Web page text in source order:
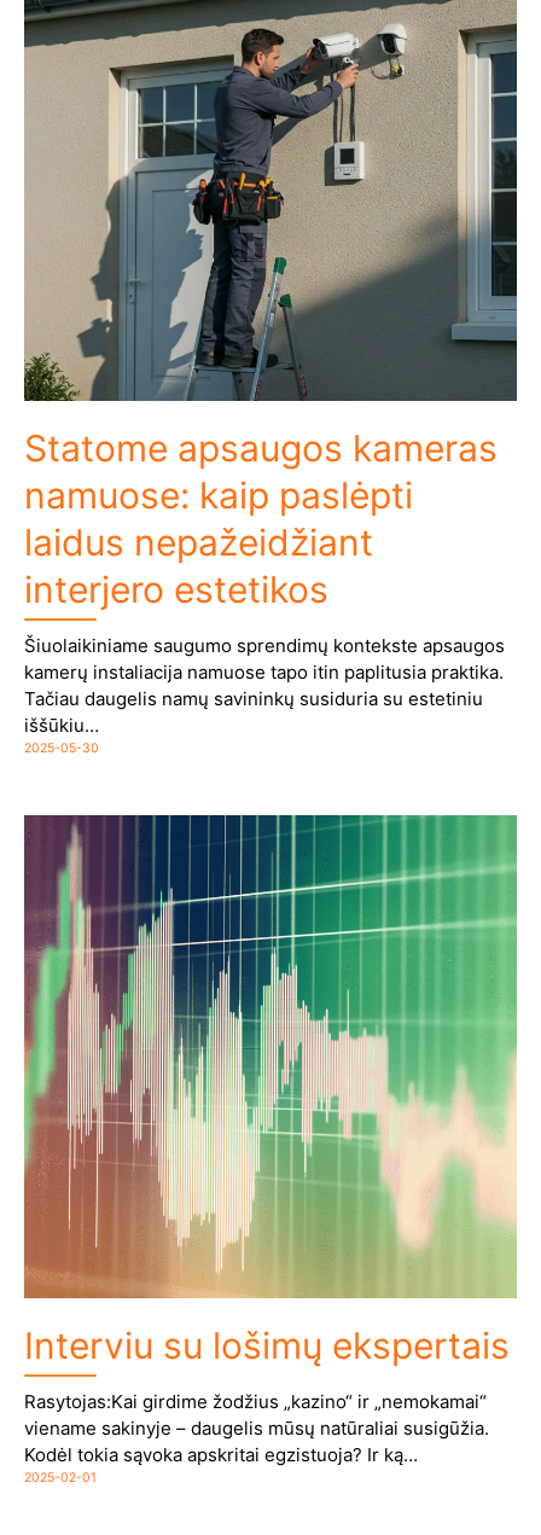
Statome apsaugos kameras
namuose: kaip paslėpti
laidus nepažeidžiant
interjero estetikos
Šiuolaikiniame saugumo sprendimų kontekste apsaugos
kamerų instaliacija namuose tapo itin paplitusia praktika.
Tačiau daugelis namų savininkų susiduria su estetiniu
iššūkiu…
2025-05-30
Interviu su lošimų ekspertais
Rasytojas:Kai girdime žodžius „kazino“ ir „nemokamai“
viename sakinyje – daugelis mūsų natūraliai susigūžia.
Kodėl tokia sąvoka apskritai egzistuoja? Ir ką…
2025-02-01